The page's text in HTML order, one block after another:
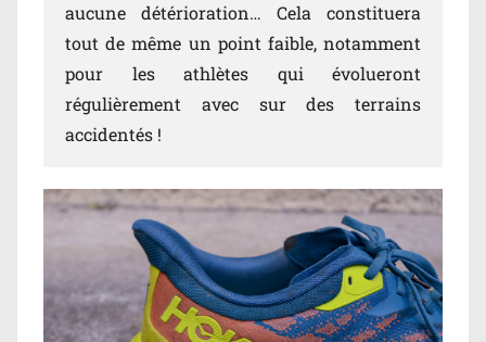
aucune détérioration… Cela constituera
tout de même un point faible, notamment
pour les athlètes qui évolueront
régulièrement avec sur des terrains
accidentés !